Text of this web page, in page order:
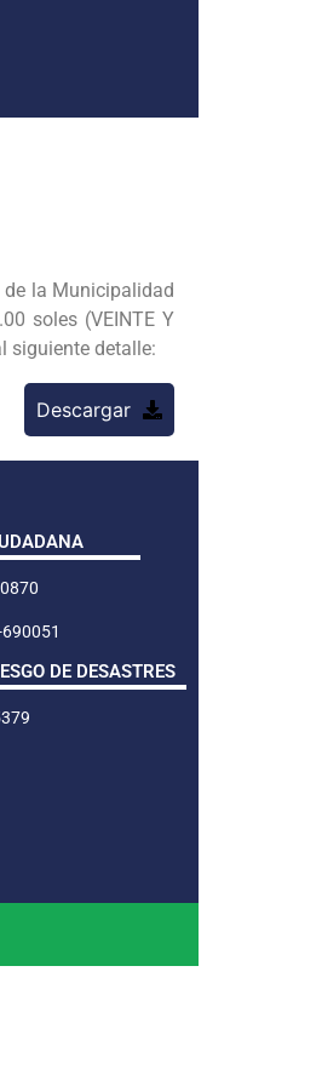
de la Municipalidad
soles (VEINTE Y
siguiente detalle:
Descargar
DE DESASTRES